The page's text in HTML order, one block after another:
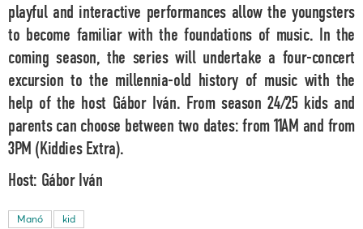
playful and interactive performances allow the youngsters
to become familiar with the foundations of music. In the
coming season, the series will undertake a four-concert
excursion to the millennia-old history of music with the
help of the host Gábor Iván. From season 24/25 kids and
parents can choose between two dates: from 11AM and from
3PM (Kiddies Extra).
Host: Gábor Iván
Manó kid